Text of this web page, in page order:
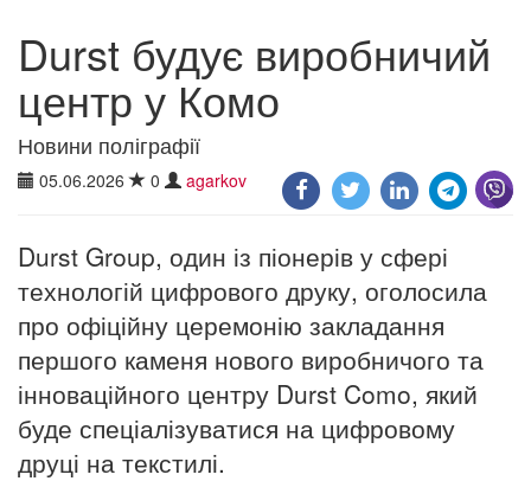
Durst будує виробничий
центр у Комо
Новини поліграфії
05.06.2026 0 agarkov
Durst Group, один із піонерів у сфері
технологій цифрового друку, оголосила
про офіційну церемонію закладання
першого каменя нового виробничого та
інноваційного центру Durst Como, який
буде спеціалізуватися на цифровому
друці на текстилі.